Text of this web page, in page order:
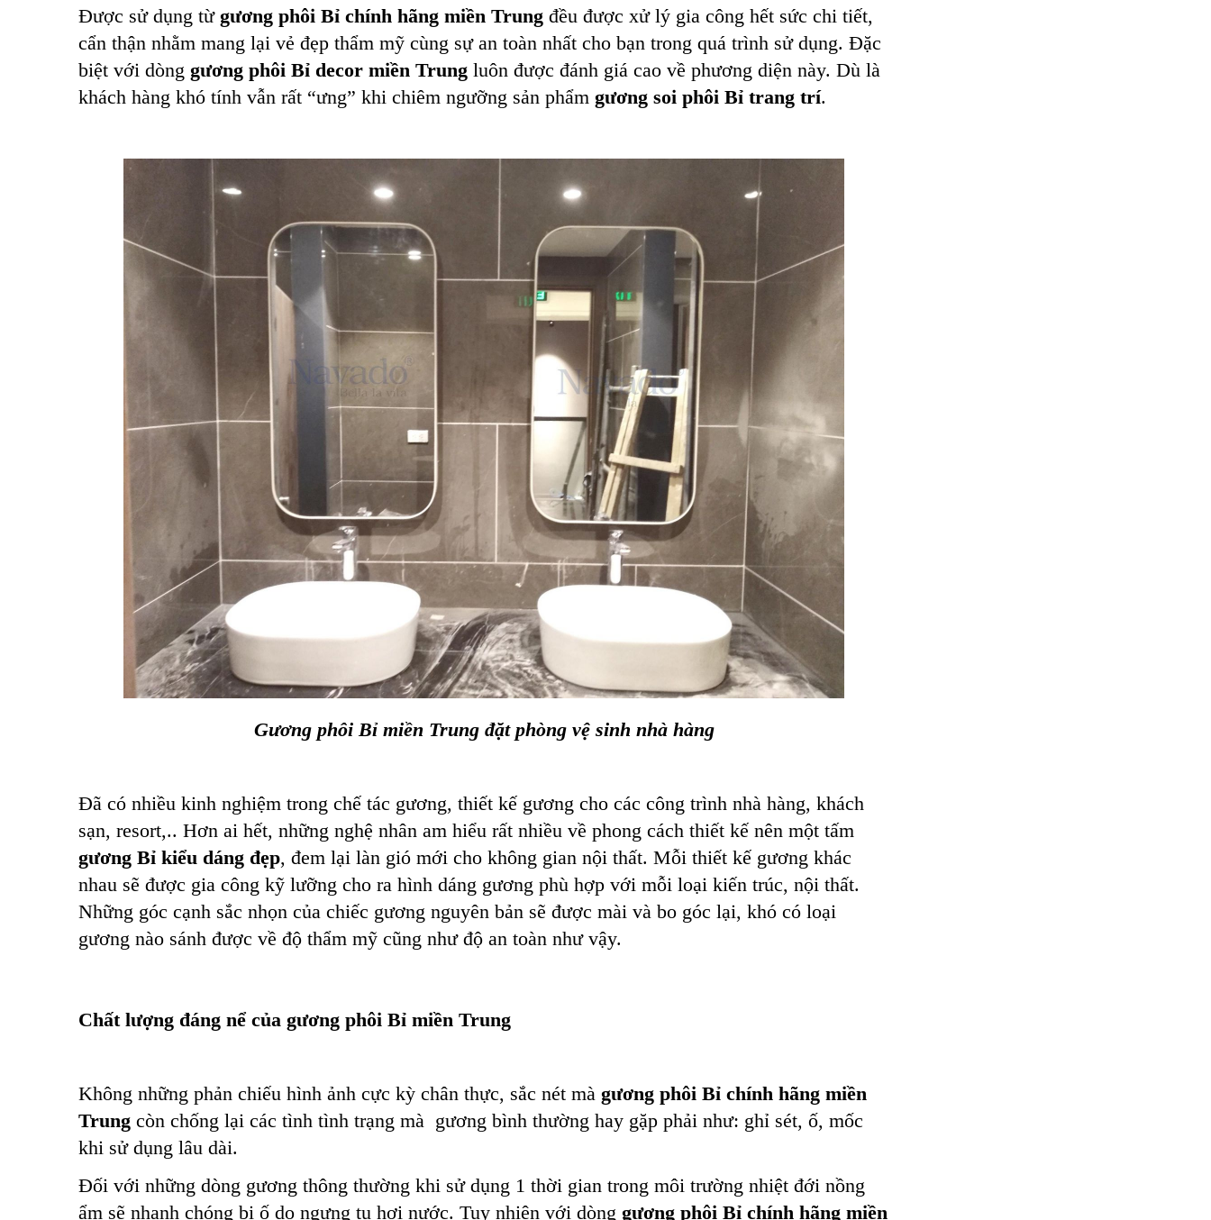
Được sử dụng từ gương phôi Bỉ chính hãng miền Trung đều được xử lý gia công hết sức chi tiết,
cẩn thận nhằm mang lại vẻ đẹp thẩm mỹ cùng sự an toàn nhất cho bạn trong quá trình sử dụng. Đặc
biệt với dòng gương phôi Bỉ decor miền Trung luôn được đánh giá cao về phương diện này. Dù là
khách hàng khó tính vẫn rất “ưng” khi chiêm ngưỡng sản phẩm gương soi phôi Bỉ trang trí.
Gương phôi Bỉ miền Trung đặt phòng vệ sinh nhà hàng
Đã có nhiều kinh nghiệm trong chế tác gương, thiết kế gương cho các công trình nhà hàng, khách
sạn, resort,.. Hơn ai hết, những nghệ nhân am hiểu rất nhiều về phong cách thiết kế nên một tấm
gương Bỉ kiểu dáng đẹp, đem lại làn gió mới cho không gian nội thất. Mỗi thiết kế gương khác
nhau sẽ được gia công kỹ lưỡng cho ra hình dáng gương phù hợp với mỗi loại kiến trúc, nội thất.
Những góc cạnh sắc nhọn của chiếc gương nguyên bản sẽ được mài và bo góc lại, khó có loại
gương nào sánh được về độ thẩm mỹ cũng như độ an toàn như vậy.
Chất lượng đáng nể của gương phôi Bỉ miền Trung
Không những phản chiếu hình ảnh cực kỳ chân thực, sắc nét mà gương phôi Bỉ chính hãng miền
Trung còn chống lại các tình tình trạng mà gương bình thường hay gặp phải như: ghỉ sét, ố, mốc
khi sử dụng lâu dài.
Đối với những dòng gương thông thường khi sử dụng 1 thời gian trong môi trường nhiệt đới nồng
ẩm sẽ nhanh chóng bị ố do ngưng tụ hơi nước. Tuy nhiên với dòng gương phôi Bỉ chính hãng miền